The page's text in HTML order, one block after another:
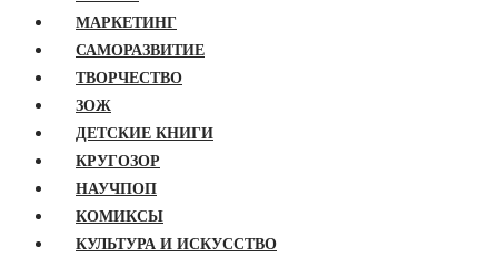
МАРКЕТИНГ
САМОРАЗВИТИЕ
ТВОРЧЕСТВО
ЗОЖ
ДЕТСКИЕ КНИГИ
КРУГОЗОР
НАУЧПОП
КОМИКСЫ
КУЛЬТУРА И ИСКУССТВО